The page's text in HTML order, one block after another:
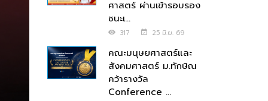
ศาสตร์ ผ่านเข้ารอบรอง
ชนะเ...
317 25 มิ.ย. 69
คณะมนุษยศาสตร์และ
สังคมศาสตร์ ม.ทักษิณ
คว้ารางวัล
Conference ...